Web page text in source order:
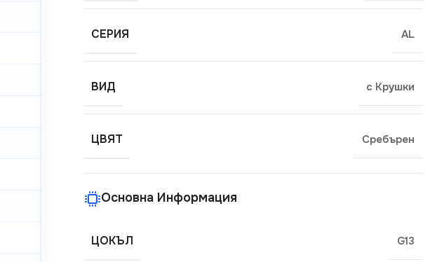
СЕРИЯ AL
ВИД с Крушки
ЦВЯТ Сребърен
Основна Информация
ЦОКЪЛ G13